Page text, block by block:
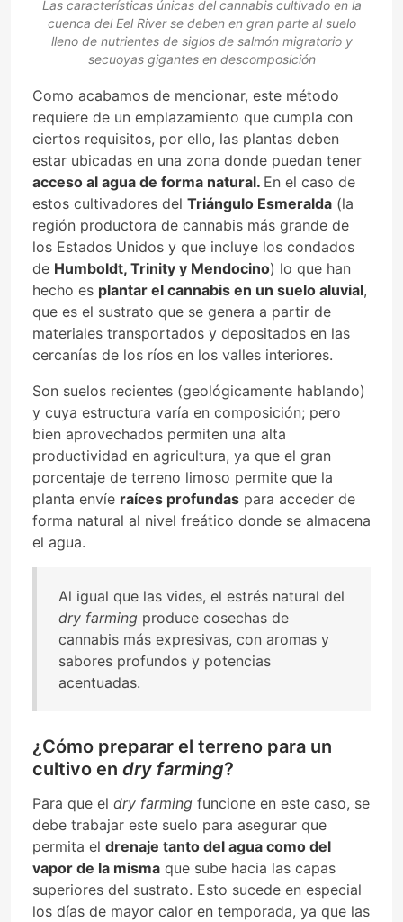
Las características únicas del cannabis cultivado en la
cuenca del Eel River se deben en gran parte al suelo
lleno de nutrientes de siglos de salmón migratorio y
secuoyas gigantes en descomposición
Como acabamos de mencionar, este método
requiere de un emplazamiento que cumpla con
ciertos requisitos, por ello, las plantas deben
estar ubicadas en una zona donde puedan tener
acceso al agua de forma natural. En el caso de
estos cultivadores del Triángulo Esmeralda (la
región productora de cannabis más grande de
los Estados Unidos y que incluye los condados
de Humboldt, Trinity y Mendocino) lo que han
hecho es plantar el cannabis en un suelo aluvial,
que es el sustrato que se genera a partir de
materiales transportados y depositados en las
cercanías de los ríos en los valles interiores.
Son suelos recientes (geológicamente hablando)
y cuya estructura varía en composición; pero
bien aprovechados permiten una alta
productividad en agricultura, ya que el gran
porcentaje de terreno limoso permite que la
planta envíe raíces profundas para acceder de
forma natural al nivel freático donde se almacena
el agua.
Al igual que las vides, el estrés natural del
dry farming produce cosechas de
cannabis más expresivas, con aromas y
sabores profundos y potencias
acentuadas.
¿Cómo preparar el terreno para un
cultivo en dry farming?
Para que el dry farming funcione en este caso, se
debe trabajar este suelo para asegurar que
permita el drenaje tanto del agua como del
vapor de la misma que sube hacia las capas
superiores del sustrato. Esto sucede en especial
los días de mayor calor en temporada, ya que las